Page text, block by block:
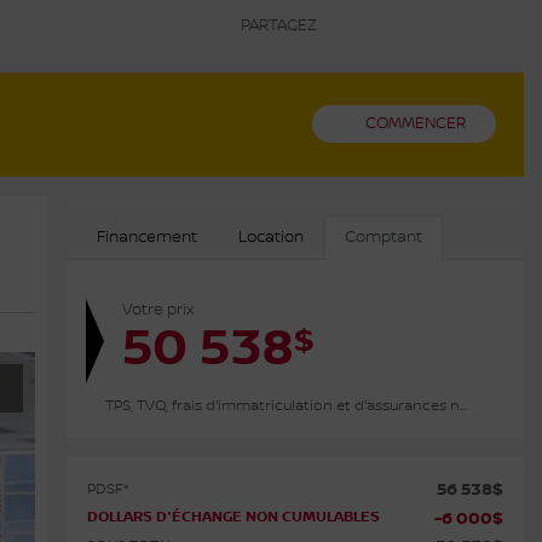
PARTAGEZ
COMMENCER
Financement Location Comptant
Votre prix
50 538$
TPS, TVQ, frais d'immatriculation et d'assurances non inclus.
PDSF* 56 538$
DOLLARS D'ÉCHANGE NON CUMULABLES -6 000$